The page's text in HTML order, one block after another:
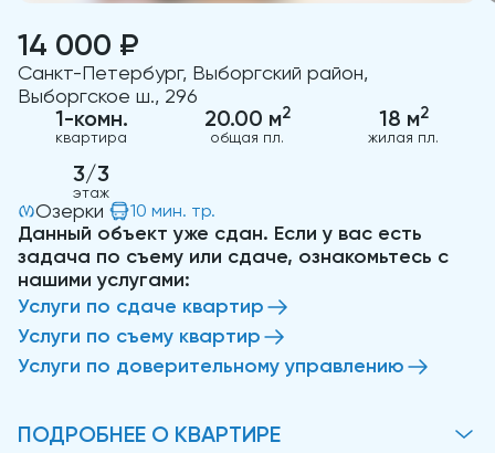
14 000 ₽
Санкт-Петербург, Выборгский район,
Выборгское ш., 296
1-комн.
квартира
20.00 м2
общая пл.
18 м2
жилая пл.
3/3
этаж
Озерки 10 мин. тр.
Данный объект уже сдан. Если у вас есть
задача по съему или сдаче, ознакомьтесь с
нашими услугами:
Услуги по сдаче квартир
Услуги по съему квартир
Услуги по доверительному управлению
ПОДРОБНЕЕ О КВАРТИРЕ